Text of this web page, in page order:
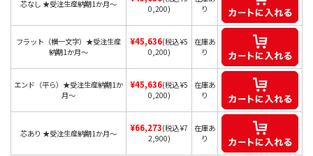
芯なし ★受注生産納期1か月～
0,200)
り
フラット（横一文字）★受注生産
納期1か月～
¥45,636(税込 ¥5
0,200)
在庫あ
り
エンド（平ら）★受注生産納期1か
月～
¥45,636(税込 ¥5
0,200)
在庫あ
り
芯あり ★受注生産納期1か月～
¥66,273(税込 ¥7
2,900)
在庫あ
り